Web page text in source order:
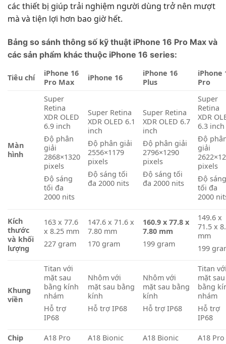
các thiết bị giúp trải nghiệm người dùng trở nên mượt
mà và tiện lợi hơn bao giờ hết.
Bảng so sánh thông số kỹ thuật iPhone 16 Pro Max và
các sản phẩm khác thuộc iPhone 16 series:
Tiêu chí
iPhone 16
Pro Max
iPhone 16
iPhone 16
Plus
iPhone
Pro
Màn
hình
Super
Retina
XDR OLED
6.9 inch
Độ phân
giải
2868×1320
pixels
Độ sáng
tối đa
2000 nits
Super Retina
XDR OLED 6.1
inch
Độ phân giải
2556×1179
pixels
Độ sáng tối
đa 2000 nits
Super Retina
XDR OLED 6.7
inch
Độ phân giải
2796×1290
pixels
Độ sáng tối
đa 2000 nits
Super
Retina
XDR
6.3 inch
Độ
giải
pixels
Độ
tối đa
2000
Kích
thước
và khối
lượng
163 x 77.6
x 8.25 mm
227 gram
147.6 x 71.6 x
7.80 mm
170 gram
160.9 x 77.8 x
7.80 mm
199 gram
149.6 x
71.5 x
mm
199
Khung
viền
Titan với
mặt sau
bằng kính
nhám
Hỗ trợ
IP68
Nhôm với
mặt sau bằng
kính
Hỗ trợ IP68
Nhôm với
mặt sau bằng
kính
Hỗ trợ IP68
Titan
mặt sau
bằng
nhám
Hỗ trợ
IP68
Chip A18 Pro A18 Bionic A18 Bionic A18 Pro